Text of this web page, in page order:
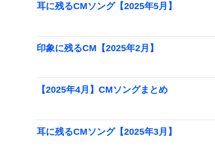
耳に残るCMソング【2025年5月】
印象に残るCM【2025年2月】
【2025年4月】CMソングまとめ
耳に残るCMソング【2025年3月】